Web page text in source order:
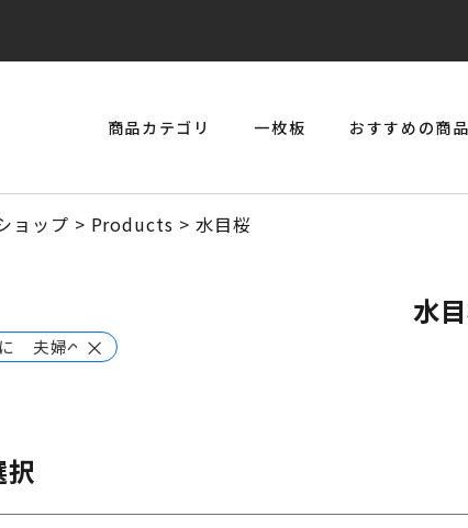
商品カテゴリ 一枚板 おすすめの商品
ョップ > Products >水目桜
水
夫婦ペン・万年筆
×